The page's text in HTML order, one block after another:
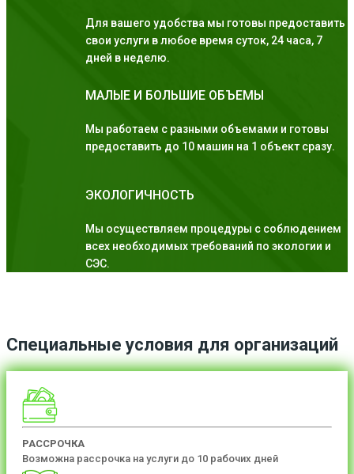
Для вашего удобства мы готовы предоставить
свои услуги в любое время суток, 24 часа, 7
дней в неделю.
МАЛЫЕ И БОЛЬШИЕ ОБЪЕМЫ
Мы работаем с разными объемами и готовы
предоставить до 10 машин на 1 объект сразу.
ЭКОЛОГИЧНОСТЬ
Мы осуществляем процедуры с соблюдением
всех необходимых требований по экологии и
СЭС.
Специальные условия для организаций
РАССРОЧКА
Возможна рассрочка на услуги до 10 рабочих дней